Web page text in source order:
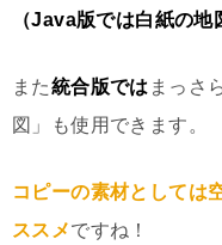
（Java版では白紙の地
また統合版では まっさ
図」も使用できます。
コピーの素材としては
ススメですね！